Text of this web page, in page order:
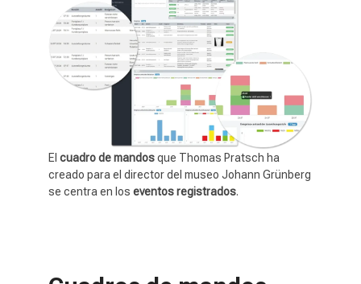
El cuadro de mandosque Thomas Pratsch ha
creado para el director del museo Johann Grünberg
se centra en los eventos registrados.